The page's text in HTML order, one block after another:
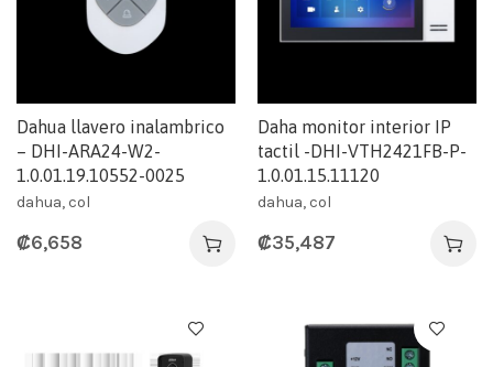
Dahua llavero inalambrico
– DHI-ARA24-W2-
1.0.01.19.10552-0025
dahua, col
₡6,658
Daha monitor interior IP
tactil -DHI-VTH2421FB-P-
1.0.01.15.11120
dahua, col
₡35,487